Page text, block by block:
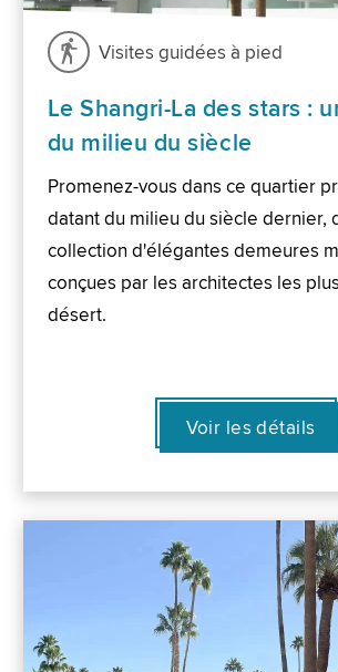
Visites guidées à pied
Le Shangri-La des stars :
du milieu du siècle
Promenez-vous dans ce quartier
datant du milieu du siècle dernier,
collection d'élégantes demeures
conçues par les architectes les
désert.
Voir les détails